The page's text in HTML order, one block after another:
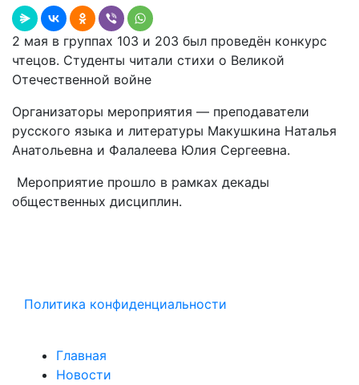
2 мая в группах 103 и 203 был проведён конкурс
чтецов. Студенты читали стихи о Великой
Отечественной войне
Организаторы мероприятия — преподаватели
русского языка и литературы Макушкина Наталья
Анатольевна и Фалалеева Юлия Сергеевна.
Мероприятие прошло в рамках декады
общественных дисциплин.
Политика конфиденциальности
Главная
Новости